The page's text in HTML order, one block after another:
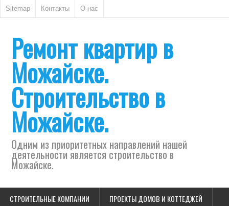
Sitemap Контакты О нас
Ремонт квартир в
Можайске.
Строительство в
Можайске.
Одним из приоритетных направлений нашей
деятельности является строительство в
Можайске.
СТРОИТЕЛЬНЫЕ КОМПАНИИ ПРОЕКТЫ ДОМОВ И КОТТЕДЖЕЙ